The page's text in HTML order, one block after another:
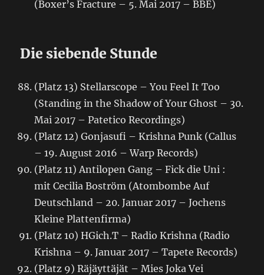
(Boxer’s Fracture – 5. Mai 2017 – BBE)
Die siebende Stunde
(Platz 13) Stellarscope – You Feel It Too
(Standing in the Shadow of Your Ghost – 30.
Mai 2017 – Patetico Recordings)
(Platz 12) Gonjasufi – Krishna Punk (Callus
– 19. August 2016 – Warp Records)
(Platz 11) Antilopen Gang – Fick die Uni :
mit Cecilia Boström (Atombombe Auf
Deutschland – 20. Januar 2017 – Jochens
Kleine Plattenfirma)
(Platz 10) HGich.T – Radio Krishna (Radio
Krishna – 9. Januar 2017 – Tapete Records)
(Platz 9) Räjäyttäjät – Mies Joka Vei